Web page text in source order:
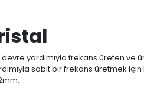
devre yardımıyla frekans üreten
sabit bir frekans üretmek
.